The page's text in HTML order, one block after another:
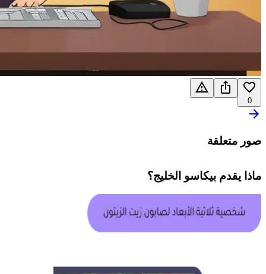
0
صور متعلقة
ماذا يقدم بيكاسو الخليج؟